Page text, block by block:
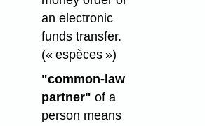
an electronic
funds transfer.
(« espèces »)
"common-law
partner" of a
person means